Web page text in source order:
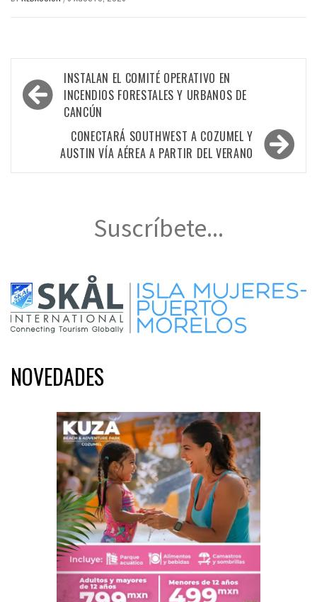
Navegación
de
entradas
INSTALAN EL COMITÉ OPERATIVO EN
INCENDIOS FORESTALES Y URBANOS DE
CANCÚN
CONECTARÁ SOUTHWEST A COZUMEL Y
AUSTIN VÍA AÉREA A PARTIR DEL VERANO
Suscríbete...
NOVEDADES